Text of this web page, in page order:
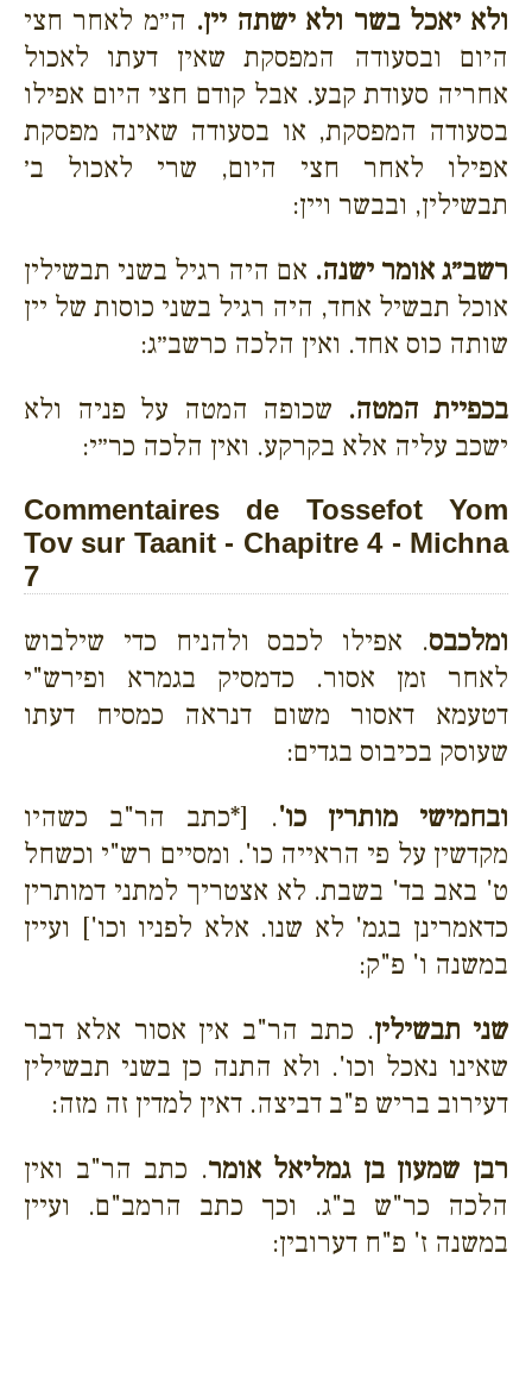
ולא יאכל בשר ולא ישתה יין. ה״מ לאחר חצי
היום ובסעודה המפסקת שאין דעתו לאכול
אחריה סעודת קבע. אבל קודם חצי היום אפילו
בסעודה המפסקת, או בסעודה שאינה מפסקת
אפילו לאחר חצי היום, שרי לאכול ב׳
תבשילין, ובבשר ויין:
רשב״ג אומר ישנה. אם היה רגיל בשני תבשילין
אוכל תבשיל אחד, היה רגיל בשני כוסות של יין
שותה כוס אחד. ואין הלכה כרשב״ג:
בכפיית המטה. שכופה המטה על פניה ולא
ישכב עליה אלא בקרקע. ואין הלכה כר״י:
Commentaires de Tossefot Yom
Tov sur Taanit - Chapitre 4 - Michna
7
ומלכבס. אפילו לכבס ולהניח כדי שילבוש
לאחר זמן אסור. כדמסיק בגמרא ופירש"י
דטעמא דאסור משום דנראה כמסיח דעתו
שעוסק בכיבוס בגדים:
ובחמישי מותרין כו'. [*כתב הר"ב כשהיו
מקדשין על פי הראייה כו'. ומסיים רש"י וכשחל
ט' באב בד' בשבת. לא אצטריך למתני דמותרין
כדאמרינן בגמ' לא שנו. אלא לפניו וכו'] ועיין
במשנה ו' פ"ק:
שני תבשילין. כתב הר"ב אין אסור אלא דבר
שאינו נאכל וכו'. ולא התנה כן בשני תבשילין
דעירוב בריש פ"ב דביצה. דאין למדין זה מזה:
רבן שמעון בן גמליאל אומר. כתב הר"ב ואין
הלכה כר"ש ב"ג. וכך כתב הרמב"ם. ועיין
במשנה ז' פ"ח דערובין: